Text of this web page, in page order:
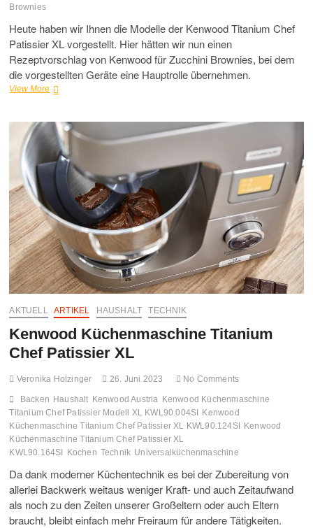
Brownies
Heute haben wir Ihnen die Modelle der Kenwood Titanium Chef
Patissier XL vorgestellt. Hier hätten wir nun einen
Rezeptvorschlag von Kenwood für Zucchini Brownies, bei dem
die vorgestellten Geräte eine Hauptrolle übernehmen.
View MoreZucchini
AKTUELL ARTIKEL HAUSHALT TECHNIK
Kenwood Küchenmaschine Titanium
Chef Patissier XL
Veronika Holzinger 26. Juni 2023 No Comments
Backen Haushalt Kenwood Austria Kenwood Küchenmaschine
Titanium Chef Patissier Modell XL KWL90.004SI
Kenwood
Küchenmaschine Titanium Chef Patissier XL KWL90.124SI
Kenwood
Küchenmaschine Titanium Chef Patissier XL
KWL90.164SI
Kochen Technik Universalküchenmaschine
Da dank moderner Küchentechnik es bei der Zubereitung von
allerlei Backwerk weitaus weniger Kraft- und auch Zeitaufwand
als noch zu den Zeiten unserer Großeltern oder auch Eltern
braucht, bleibt einfach mehr Freiraum für andere Tätigkeiten.